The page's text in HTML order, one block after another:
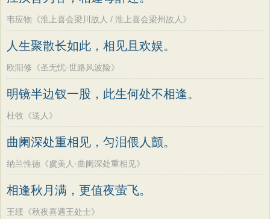
韦应物《淮上喜会梁川故人 / 淮上喜会梁州故人》
人生聚散长如此，相见且欢娱。
欧阳修《圣无忧·世路风波险》
明镜半边钗一股，此生何处不相逢。
杜牧《送人》
曲阑深处重相见，匀泪偎人颤。
纳兰性德《虞美人·曲阑深处重相见》
相逢秋月满，更值夜萤飞。
王绩《秋夜喜遇王处士》